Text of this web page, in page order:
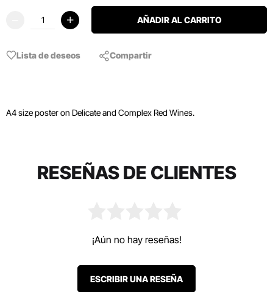
AÑADIR AL CARRITO
Lista de deseos Compartir
A4 size poster on Delicate and Complex Red Wines.
RESEÑAS DE CLIENTES
¡Aún no hay reseñas!
ESCRIBIR UNA RESEÑA